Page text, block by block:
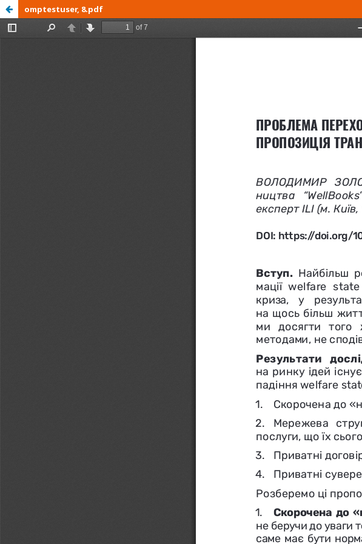
omptestuser, 8.pdf